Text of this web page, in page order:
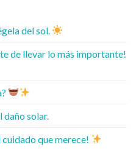
del sol.
de llevar lo más importante!
solar.
cuidado que merece!